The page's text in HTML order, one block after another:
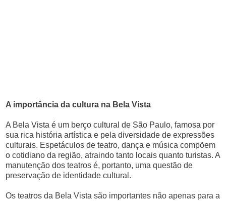
A importância da cultura na Bela Vista
A Bela Vista é um berço cultural de São Paulo, famosa por
sua rica história artística e pela diversidade de expressões
culturais. Espetáculos de teatro, dança e música compõem
o cotidiano da região, atraindo tanto locais quanto turistas. A
manutenção dos teatros é, portanto, uma questão de
preservação de identidade cultural.
Os teatros da Bela Vista são importantes não apenas para a